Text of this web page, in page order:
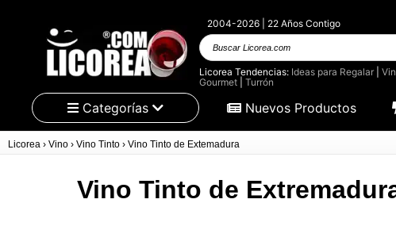
2004-2026 | 22 Años Contigo
Buscar
Licorea.com
Licorea Tendencias: Ideas para Regalar|
Gourmet| Turrón
Categorías Nuevos Productos
Licorea › Vino › Vino Tinto › Vino Tinto de Extemadura
Vino Tinto de